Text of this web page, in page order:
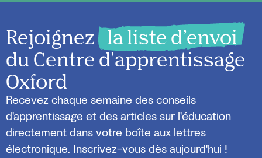
Rejoignez la liste d’envoi
du Centre d'apprentissage
Oxford
Recevez chaque semaine des conseils
d'apprentissage et des articles sur l'éducation
directement dans votre boîte aux lettres
électronique. Inscrivez-vous dès aujourd'hui !